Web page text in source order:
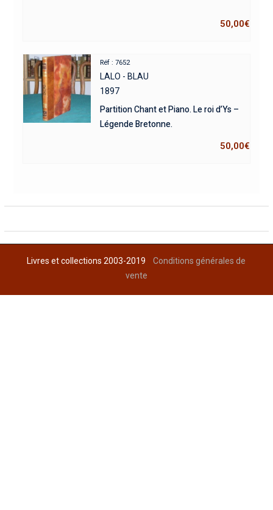
50,00€
Réf : 7652
LALO - BLAU
1897
Partition Chant et Piano. Le roi d’Ys –
Légende Bretonne.
50,00€
Livres et collections 2003-2019Conditions générales de
vente